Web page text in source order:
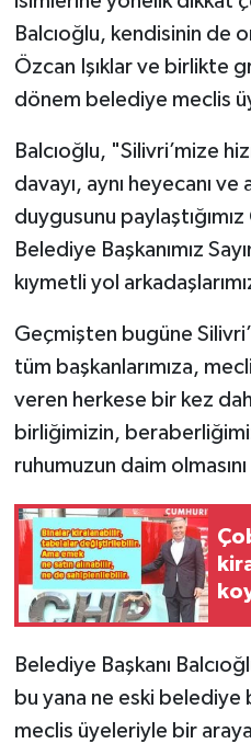
Balcıoğlu, kendisinin de
Özcan Işıklar ve birlikte
dönem belediye meclis
Balcıoğlu, "Silivri’mize
davayı, aynı heyecanı ve
duygusunu
Belediye Başkanımız
kıymetli yol
Geçmişten bugüne
tüm başkanlarımıza,
veren herkese bir kez
birliğimizin,
ruhumuzun daim
Belediye Başkanı
bu yana ne eski belediye
meclis üyeleriyle bir